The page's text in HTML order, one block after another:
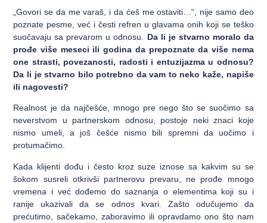
„Govori se da me varaš, i da ćeš me ostaviti…“, nije samo deo
poznate pesme, već i česti refren u glavama onih koji se teško
suočavaju sa prevarom u odnosu. Da li je stvarno moralo da
prođe više meseci ili godina da prepoznate da više nema
one strasti, povezanosti, radosti i entuzijazma u odnosu?
Da li je stvarno bilo potrebno da vam to neko kaže, napiše
ili nagovesti?
Realnost je da najčešće, mnogo pre nego što se suočimo sa
neverstvom u partnerskom odnosu, postoje neki znaci koje
nismo umeli, a još češće nismo bili spremni da uočimo i
protumačimo.
Kada klijenti dođu i često kroz suze iznose sa kakvim su se
šokom susreli otkrivši partnerovu prevaru, ne prođe mnogo
vremena i već dođemo do saznanja o elementima koji su i
ranije ukazivali da se odnos kvari. Zašto odučujemo da
prećutimo, sačekamo, zaboravimo ili opravdamo ono što nam